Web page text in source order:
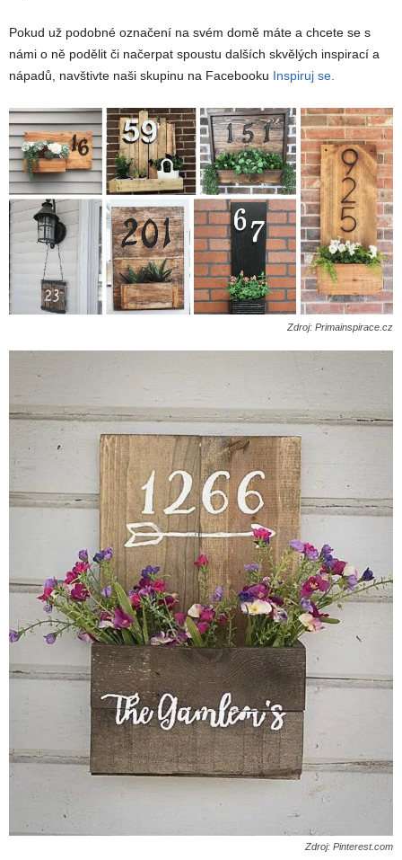
Pokud už podobné označení na svém domě máte a chcete se s
námi o ně podělit či načerpat spoustu dalších skvělých inspirací a
nápadů, navštivte naši skupinu na Facebooku Inspiruj se.
Zdroj: Primainspirace.cz
Zdroj: Pinterest.com